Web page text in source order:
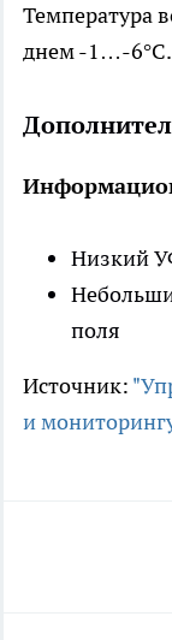
Температура
днем -1…-6°С.
Низкий
поля
Источник:
и